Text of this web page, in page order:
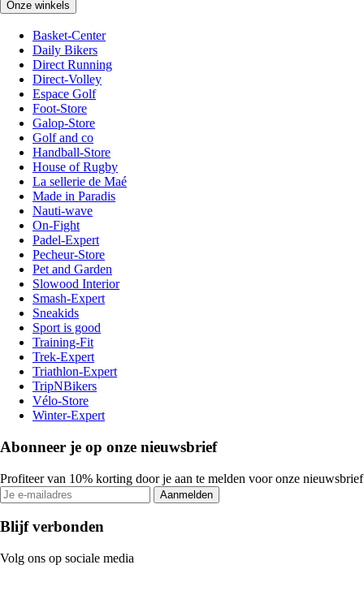
Onze winkels
Basket-Center
Daily Bikers
Direct Running
Direct-Volley
Espace Golf
Foot-Store
Galop-Store
Golf and co
Handball-Store
House of Rugby
La sellerie de Maé
Made in Paradis
Nauti-wave
On-Fight
Padel-Expert
Pecheur-Store
Pet and Garden
Slowood Interior
Smash-Expert
Sneakids
Sport is good
Training-Fit
Trek-Expert
Triathlon-Expert
TripNBikers
Vélo-Store
Winter-Expert
Abonneer je op onze nieuwsbrief
Profiteer van 10% korting door je aan te melden voor onze nieuwsbrief
Aanmelden
Blijf verbonden
Volg ons op sociale media